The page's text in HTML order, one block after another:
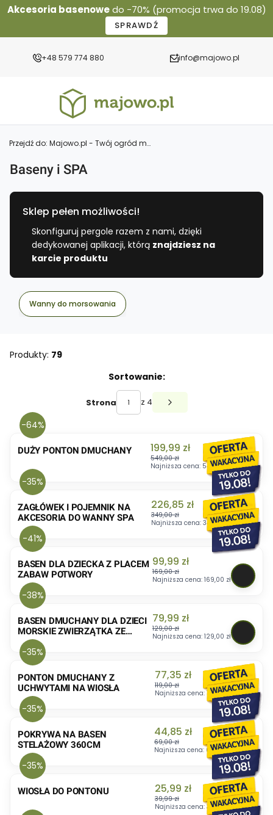
Akcesoria basenowedo -70% (promocja trwa do 19.08)
SPRAWDŹ
+48 579 774 880 info@majowo.pl
Przejdź do: Majowo.pl - Twój ogród marzeń - meble, pergole ogrodowe, szklarnie poliwęglanowe
Baseny i SPA
Sklep pełen możliwości!
Skonfiguruj pergole razem z nami, dzięki
dedykowanej aplikacji, którą znajdziesz na
karcie produktu
Wanny do morsowania
Produkty: 79
Sortowanie:
Strona z 4 Następne produkty
DUŻY PONTON DMUCHANY Cena promocyjna
199,99 zł
549,00 zł
-64%
Najniższa cena: 549,00 zł
ZAGŁÓWEK I POJEMNIK NA
AKCESORIA DO WANNY SPA
Cena promocyjna
226,85 zł
349,00 zł
-35%
Najniższa cena: 349,00 zł
BASEN DLA DZIECKA Z PLACEM
ZABAW POTWORY
Cena promocyjna
99,99 zł
169,00 zł
-41%
Najniższa cena: 169,00 zł
BASEN DMUCHANY DLA DZIECI
MORSKIE ZWIERZĄTKA ZE
ZJEŻDŻALNIĄ
Cena promocyjna
79,99 zł
129,00 zł
-38%
Najniższa cena: 129,00 zł
PONTON DMUCHANY Z
UCHWYTAMI NA WIOSŁA
Cena promocyjna
77,35 zł
119,00 zł
-35%
Najniższa cena: 119,00 zł
POKRYWA NA BASEN
STELAŻOWY 360CM
Cena promocyjna
44,85 zł
69,00 zł
-35%
Najniższa cena: 69,00 zł
WIOSŁA DO PONTONU Cena promocyjna
25,99 zł
39,99 zł
-35%
Najniższa cena: 39,99 zł